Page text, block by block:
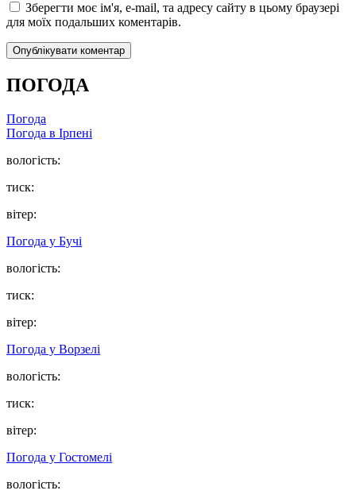
Зберегти моє ім'я, e-mail, та адресу сайту в цьому браузері
для моїх подальших коментарів.
ПОГОДА
Погода
Погода в Ірпені
вологість:
тиск:
вітер:
Погода у Бучі
вологість:
тиск:
вітер:
Погода у Ворзелі
вологість:
тиск:
вітер:
Погода у Гостомелі
вологість: